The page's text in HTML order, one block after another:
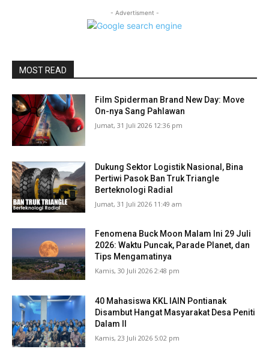
- Advertisment -
MOST READ
Film Spiderman Brand New Day: Move
On-nya Sang Pahlawan
Jumat, 31 Juli 2026 12:36 pm
Dukung Sektor Logistik Nasional, Bina
Pertiwi Pasok Ban Truk Triangle
Berteknologi Radial
Jumat, 31 Juli 2026 11:49 am
Fenomena Buck Moon Malam Ini 29 Juli
2026: Waktu Puncak, Parade Planet, dan
Tips Mengamatinya
Kamis, 30 Juli 2026 2:48 pm
40 Mahasiswa KKL IAIN Pontianak
Disambut Hangat Masyarakat Desa Peniti
Dalam II
Kamis, 23 Juli 2026 5:02 pm